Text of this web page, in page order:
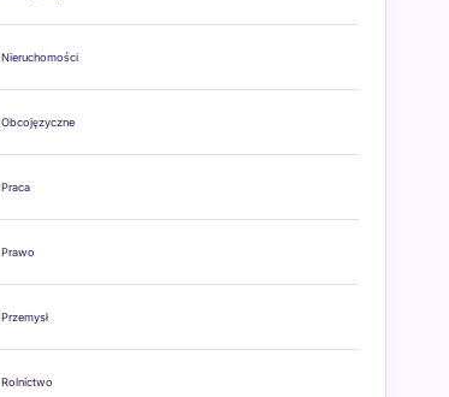
Nieruchomości
Obcojęzyczne
Praca
Prawo
Przemysł
Rolnictwo